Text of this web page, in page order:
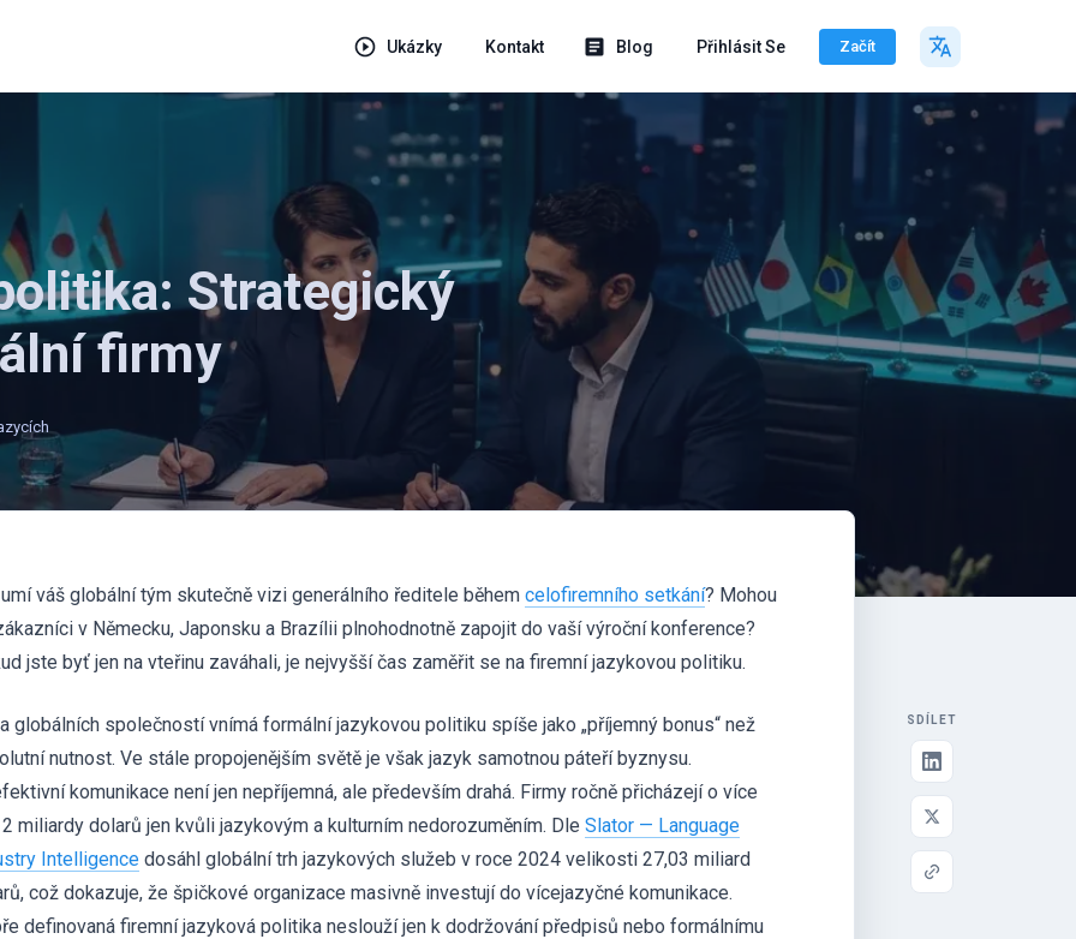
Ukázky Kontakt Blog Přihlásit Se Začít
Strategický
firmy
váš globální tým skutečně vizi generálního ředitele během celofiremního setkání? Mohou
v Německu, Japonsku a Brazílii plnohodnotně zapojit do vaší výroční konference?
jste byť jen na vteřinu zaváhali, je nejvyšší čas zaměřit se na firemní jazykovou politiku.
globálních společností vnímá formální jazykovou politiku spíše jako „příjemný bonus“ než
nutnost. Ve stále propojenějším světě je však jazyk samotnou páteří byznysu.
komunikace není jen nepříjemná, ale především drahá. Firmy ročně přicházejí o více
miliardy dolarů jen kvůli jazykovým a kulturním nedorozuměním. Dle Slator — Language
Intelligence dosáhl globální trh jazykových služeb v roce 2024 velikosti 27,03 miliard
což dokazuje, že špičkové organizace masivně investují do vícejazyčné komunikace.
definovaná firemní jazyková politika neslouží jen k dodržování předpisů nebo formálnímu
SDÍLET